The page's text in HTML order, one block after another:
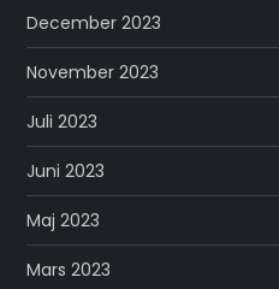
December 2023
November 2023
Juli 2023
Juni 2023
Maj 2023
Mars 2023